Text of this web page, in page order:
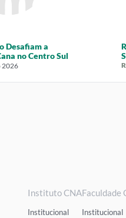
Desafiam a
no Centro Sul
2026
Instituto CNA
Institucional
Faculdade
Institucional